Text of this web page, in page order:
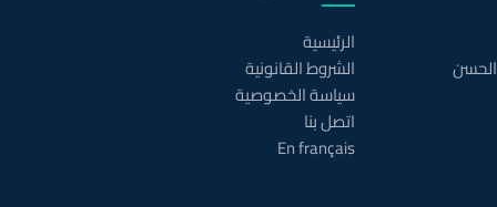
الرئيسية
الشروط القانونية
سياسة الخصوصية
اتصل بنا
En français